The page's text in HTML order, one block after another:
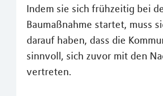
Indem sie sich frühzeitig bei
Baumaßnahme startet, muss
darauf haben, dass die
sinnvoll, sich zuvor mit den
vertreten.